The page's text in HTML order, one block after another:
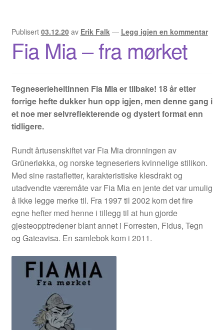
Publisert 03.12.20 av Erik Falk — Legg igjen en kommentar
Fia Mia – fra mørket
Tegneserieheltinnen Fia Mia er tilbake! 18 år etter
forrige hefte dukker hun opp igjen, men denne gang i
et noe mer selvreflekterende og dystert format enn
tidligere.
Rundt årtusenskiftet var Fia Mia dronningen av
Grünerløkka, og norske tegneseriers kvinnelige stilikon.
Med sine rastafletter, karakteristiske klesdrakt og
utadvendte væremåte var Fia Mia en jente det var umulig
å ikke legge merke til. Fra 1997 til 2002 kom det fire
egne hefter med henne i tillegg til at hun gjorde
gjesteopptredener blant annet i Forresten, Fidus, Tegn
og Gateavisa. En samlebok kom i 2011.